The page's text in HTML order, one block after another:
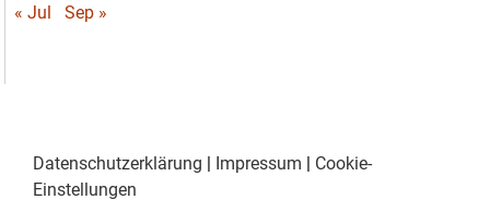
« Jul
Sep »
Datenschutzerklärung | Impressum | Cookie-
Einstellungen